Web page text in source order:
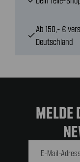
check
Ab 150,- €
Deutschland
MELDE